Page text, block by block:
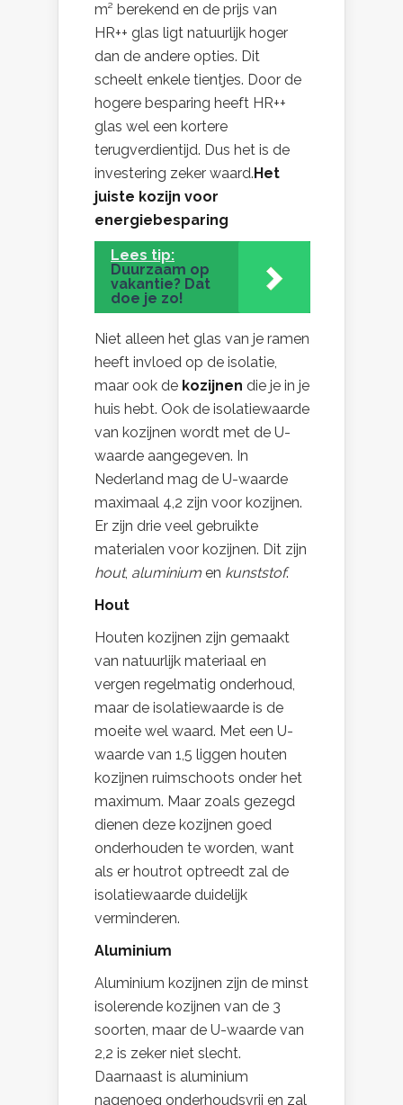
m² berekend en de prijs van
HR++ glas ligt natuurlijk hoger
dan de andere opties. Dit
scheelt enkele tientjes. Door de
hogere besparing heeft HR++
glas wel een kortere
terugverdientijd. Dus het is de
investering zeker waard.Het
juiste kozijn voor
energiebesparing
Lees tip:
Duurzaam op
vakantie? Dat
doe je zo!
Niet alleen het glas van je ramen
heeft invloed op de isolatie,
maar ook de kozijnen die je in je
huis hebt. Ook de isolatiewaarde
van kozijnen wordt met de U-
waarde aangegeven. In
Nederland mag de U-waarde
maximaal 4,2 zijn voor kozijnen.
Er zijn drie veel gebruikte
materialen voor kozijnen. Dit zijn
hout, aluminium en kunststof.
Hout
Houten kozijnen zijn gemaakt
van natuurlijk materiaal en
vergen regelmatig onderhoud,
maar de isolatiewaarde is de
moeite wel waard. Met een U-
waarde van 1,5 liggen houten
kozijnen ruimschoots onder het
maximum. Maar zoals gezegd
dienen deze kozijnen goed
onderhouden te worden, want
als er houtrot optreedt zal de
isolatiewaarde duidelijk
verminderen.
Aluminium
Aluminium kozijnen zijn de minst
isolerende kozijnen van de 3
soorten, maar de U-waarde van
2,2 is zeker niet slecht.
Daarnaast is aluminium
nagenoeg onderhoudsvrij en zal